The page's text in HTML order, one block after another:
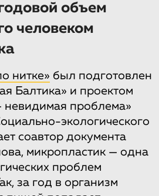
объем
человеком
нитке» был подготовлен
Балтика» и проектом
невидимая проблема»
экологического
соавтор документа
микропластик — одна
проблем
за год в организм